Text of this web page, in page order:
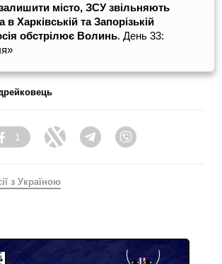
місто, ЗСУ звільняють
в Харківській та Запорізькій
обстрілює Волинь. День 33:
Facebook
1
Twitter TelegramViber
з Україною